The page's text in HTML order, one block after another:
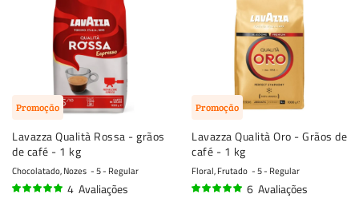
Promoção
Lavazza Qualità Rossa - grãos
de café - 1 kg
Chocolatado, Nozes 5 - Regular
4 Avaliações
Promoção
Lavazza Qualità Oro - Grãos de
café - 1 kg
Floral, Frutado 5 - Regular
6 Avaliações